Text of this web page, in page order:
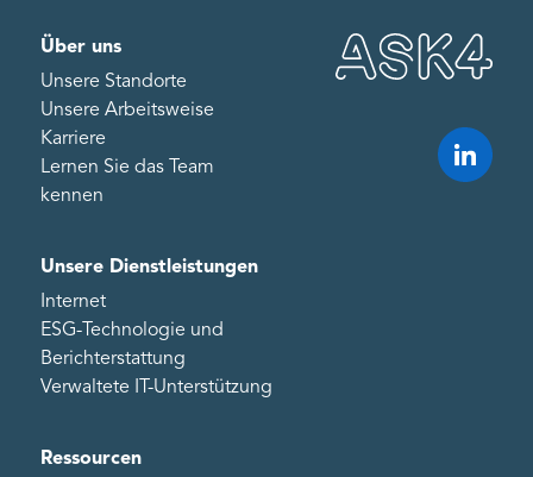
Über uns
Unsere Standorte
Unsere Arbeitsweise
Karriere
Lernen Sie das Team
kennen
Unsere Dienstleistungen
Internet
ESG-Technologie und
Berichterstattung
Verwaltete IT-Unterstützung
Ressourcen